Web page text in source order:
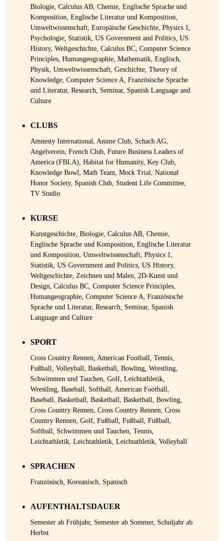
Biologie, Calculus AB, Chemie, Englische Sprache und
Komposition, Englische Literatur und Komposition,
Umweltwissenschaft, Europäische Geschichte, Physics 1,
Psychologie, Statistik, US Government and Politics, US
History, Weltgeschichte, Calculus BC, Computer Science
Principles, Humangeographie, Mathematik, Englisch,
Physik, Umweltwissenschaft, Geschichte, Theory of
Knowledge, Computer Science A, Französische Sprache
und Literatur, Research, Seminar, Spanish Language and
Culture
CLUBS
Amnesty International, Anime Club, Schach AG,
Angelverein, French Club, Future Business Leaders of
America (FBLA), Habitat for Humanity, Key Club,
Knowledge Bowl, Math Team, Mock Trial, National
Honor Society, Spanish Club, Student Life Committee,
TV Studio
KURSE
Kunstgeschichte, Biologie, Calculus AB, Chemie,
Englische Sprache und Komposition, Englische Literatur
und Komposition, Umweltwissenschaft, Physics 1,
Statistik, US Government and Politics, US History,
Weltgeschichte, Zeichnen und Malen, 2D-Kunst und
Design, Calculus BC, Computer Science Principles,
Humangeographie, Computer Science A, Französische
Sprache und Literatur, Research, Seminar, Spanish
Language and Culture
SPORT
Cross Country Rennen, American Football, Tennis,
Fußball, Volleyball, Basketball, Bowling, Wrestling,
Schwimmen und Tauchen, Golf, Leichtathletik,
Wrestling, Baseball, Softball, American Football,
Baseball, Basketball, Basketball, Basketball, Bowling,
Cross Country Rennen, Cross Country Rennen, Cross
Country Rennen, Golf, Fußball, Fußball, Fußball,
Softball, Schwimmen und Tauchen, Tennis,
Leichtathletik, Leichtathletik, Leichtathletik, Volleyball
SPRACHEN
Französisch, Koreanisch, Spanisch
AUFENTHALTSDAUER
Semester ab Frühjahr, Semester ab Sommer, Schuljahr ab
Herbst